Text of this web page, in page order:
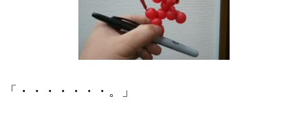
「・・・・・・・。」